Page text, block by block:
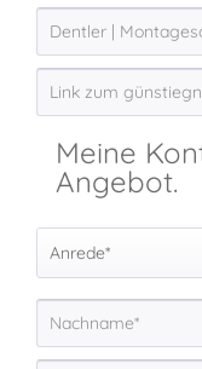
Meine
Angebot.